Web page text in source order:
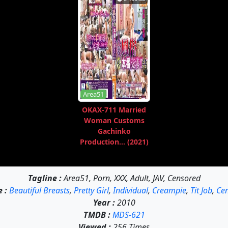
Area51
OKAX-711 Married
Woman Customs
Gachinko
Production... (2021)
Tagline :Area51, Porn, XXX, Adult, JAV, Censored
: Beautiful Breasts, Pretty Girl,Individual, Creampie, Tit Job,
Year :2010
TMDB : MDS-621